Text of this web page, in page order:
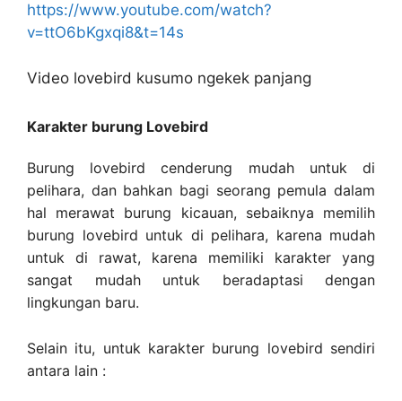
https://www.youtube.com/watch?
v=ttO6bKgxqi8&t=14s
Video lovebird kusumo ngekek panjang
Karakter burung Lovebird
Burung lovebird cenderung mudah untuk di
pelihara, dan bahkan bagi seorang pemula dalam
hal merawat burung kicauan, sebaiknya memilih
burung lovebird untuk di pelihara, karena mudah
untuk di rawat, karena memiliki karakter yang
sangat mudah untuk beradaptasi dengan
lingkungan baru.
Selain itu, untuk karakter burung lovebird sendiri
antara lain :